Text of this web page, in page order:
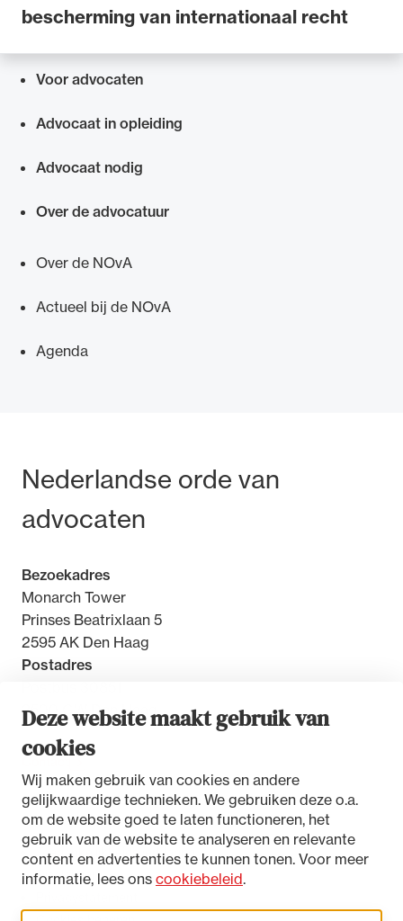
Deze website maakt gebruik van
cookies
Wij maken gebruik van cookies en andere
gelijkwaardige technieken. We gebruiken deze o.a.
om de website goed te laten functioneren, het
gebruik van de website te analyseren en relevante
content en advertenties te kunnen tonen. Voor meer
informatie, lees ons cookiebeleid.
bescherming van internationaal recht
Voor advocaten
Advocaat in opleiding
Advocaat nodig
Over de advocatuur
Over de NOvA
Actueel bij de NOvA
Agenda
Bezoek- en postadres
Nederlandse orde van
advocaten
Bezoekadres
Monarch Tower
Prinses Beatrixlaan 5
2595 AK Den Haag
Postadres
2500 GW Den Haag
Toegankelijkheidsverklaring
Disclaimer